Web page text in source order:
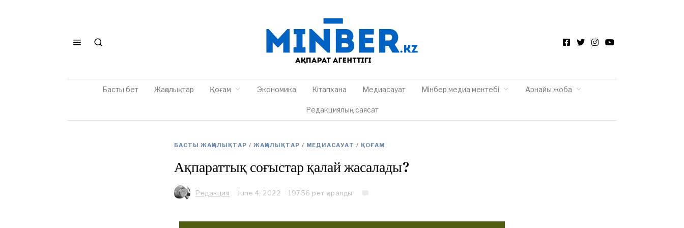
Басты бет Жаңалықтар Қоғам Экономика Кітапхана Медиасауат Мінбер медиа мектебі Арнайы жоба
Редакциялық саясат
БАСТЫ ЖАҢАЛЫҚТАР / ЖАҢАЛЫҚТАР / МЕДИАСАУАТ / ҚОҒАМ
Ақпараттық соғыстар қалай жасалады?
Редакция June 4, 2022
e
19756 рет қаралды